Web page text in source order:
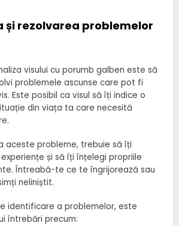
și rezolvarea problemelor
visului cu porumb galben este să
problemele ascunse care pot fi
Este posibil ca visul să îți indice o
din viața ta care necesită
aceste probleme, trebuie să îți
și să îți înțelegi propriile
Întreabă-te ce te îngrijorează sau
neliniștit.
identificare a problemelor, este
întrebări precum: